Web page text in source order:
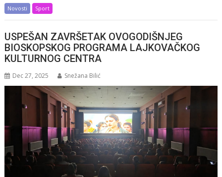
Novosti Sport
USPEŠAN ZAVRŠETAK OVOGODIŠNJEG
BIOSKOPSKOG PROGRAMA LAJKOVAČKOG
KULTURNOG CENTRA
Dec 27, 2025 Snežana Bilić